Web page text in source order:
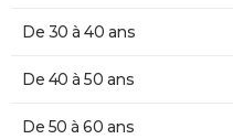
De 30 à 40 ans
De 40 à 50 ans
De 50 à 60 ans